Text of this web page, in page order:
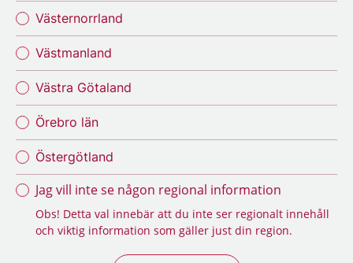
Västernorrland
Västmanland
Västra Götaland
Örebro län
Östergötland
Jag vill inte se någon regional information
Obs! Detta val innebär att du inte ser regionalt innehåll
och viktig information som gäller just din region.